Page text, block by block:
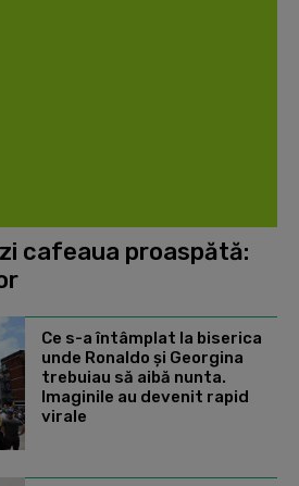
cafeaua proaspătă:
Ce s-a întâmplat la biserica
unde Ronaldo şi Georgina
trebuiau să aibă nunta.
Imaginile au devenit rapid
virale